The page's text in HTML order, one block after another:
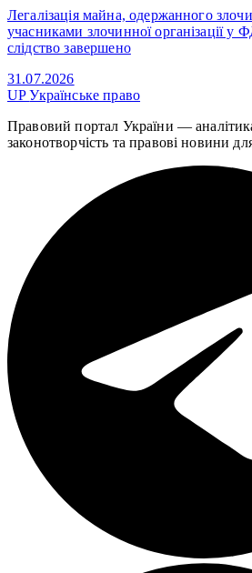
Легалізація майна, одержанного
учасниками злочинної організації у
слідство завершено
31.07.2026
UPУкраїнське право
Правовий портал України —
законотворчість та правові новини